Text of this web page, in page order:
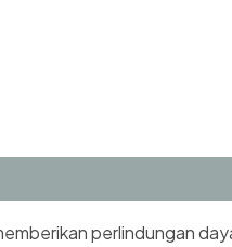
perlindungan